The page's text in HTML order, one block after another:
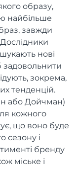
образу,
найбільше
завжди
нові
задовольнити
зокрема,
тенденцій.
або Дойчман)
кожного
що воно буде
сезону і
бренду
міське і